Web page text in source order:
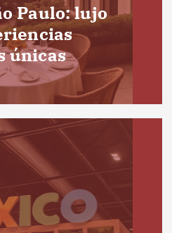
Paulo: lujo
únicas